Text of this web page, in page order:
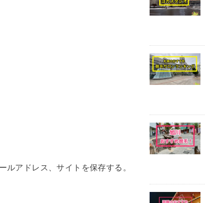
アドレス、サイトを保存する。